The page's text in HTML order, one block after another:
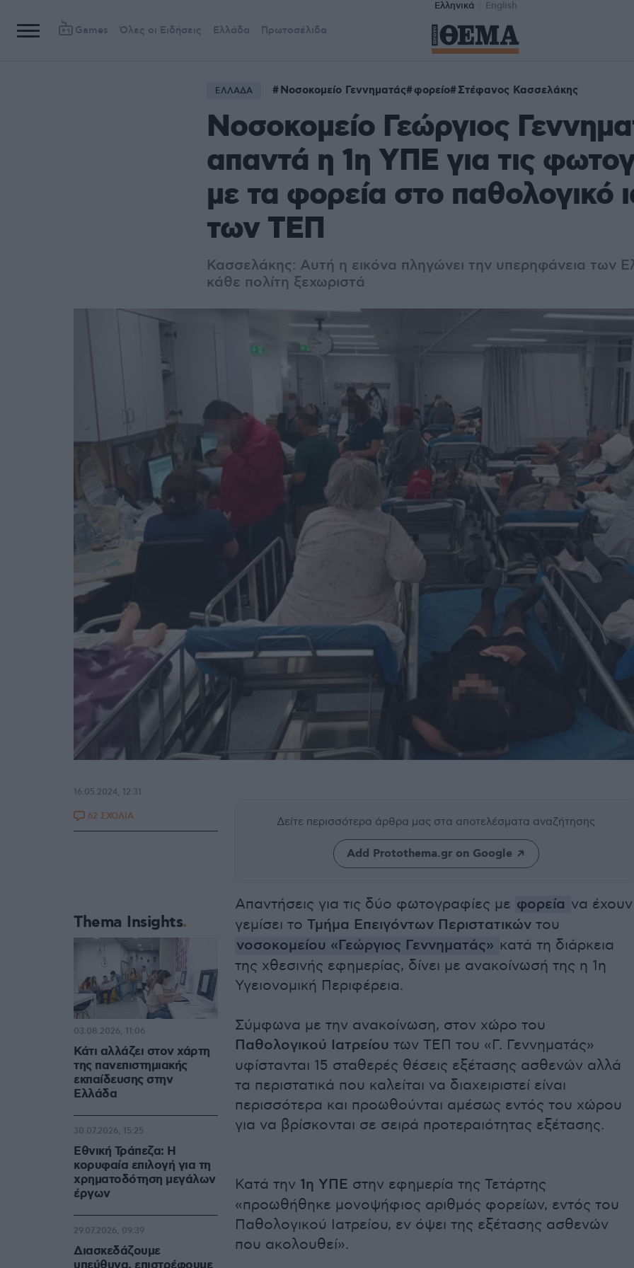
Ελληνικά English
Games Όλες οι Ειδήσεις Ελλάδα Πρωτοσέλιδα
ΕΛΛΑΔΑ Νοσοκομείο Γεννηματάς φορείο Στέφανος Κασσελάκης
Νοσοκομείο Γεώργιος
απαντά η 1η ΥΠΕ για τις
με τα φορεία στο παθολογικό
των ΤΕΠ
Κασσελάκης: Αυτή η εικόνα πληγώνει την υπερηφάνεια των
κάθε πολίτη ξεχωριστά
Δείτε περισσότερα άρθρα μας στα αποτελέσματα αναζήτησης
Add Protothema.gr on Google
Απαντήσεις για τις δύο φωτογραφίες με φορεία να έχουν
γεμίσει το Τμήμα Επειγόντων Περιστατικών του
νοσοκομείου «Γεώργιος Γεννηματάς» κατά τη διάρκεια
της χθεσινής εφημερίας, δίνει με ανακοίνωσή της η 1η
Υγειονομική Περιφέρεια.
Σύμφωνα με την ανακοίνωση, στον χώρο του
Παθολογικού Ιατρείου των ΤΕΠ του «Γ. Γεννηματάς»
υφίστανται 15 σταθερές θέσεις εξέτασης ασθενών αλλά
τα περιστατικά που καλείται να διαχειριστεί είναι
περισσότερα και προωθούνται αμέσως εντός του χώρου
για να βρίσκονται σε σειρά προτεραιότητας εξέτασης.
Κατά την 1η ΥΠΕ στην εφημερία της Τετάρτης
«προωθήθηκε μονοψήφιος αριθμός φορείων, εντός του
Παθολογικού Ιατρείου, εν όψει της εξέτασης ασθενών
που ακολουθεί».
16.05.2024, 12:31
62 ΣΧΟΛΙΑ
Thema Insights
Κάτι αλλάζει στον χάρτη
της πανεπιστημιακής
εκπαίδευσης στην
Ελλάδα
03.08.2026, 11:06
Εθνική Τράπεζα: Η
κορυφαία επιλογή για τη
χρηματοδότηση μεγάλων
έργων
30.07.2026, 15:25
Διασκεδάζουμε
29.07.2026, 09:39